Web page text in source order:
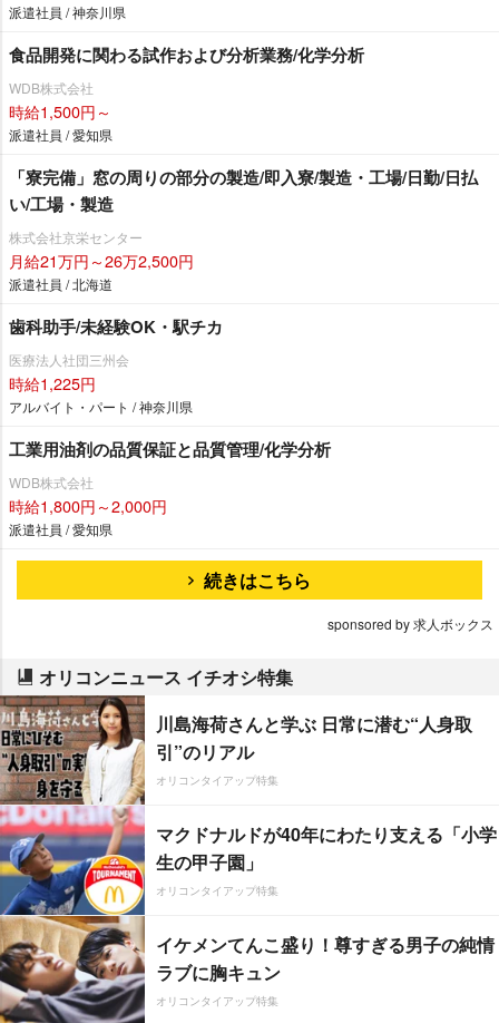
派遣社員 / 神奈川県
食品開発に関わる試作および分析業務/化学分析
WDB株式会社
時給1,500円～
派遣社員 / 愛知県
「寮完備」窓の周りの部分の製造/即入寮/製造・工場/日勤/日払
い/工場・製造
株式会社京栄センター
月給21万円～26万2,500円
派遣社員 / 北海道
歯科助手/未経験OK・駅チカ
医療法人社団三州会
時給1,225円
アルバイト・パート / 神奈川県
工業用油剤の品質保証と品質管理/化学分析
WDB株式会社
時給1,800円～2,000円
派遣社員 / 愛知県
続きはこちら
sponsored by 求人ボックス
オリコンニュース イチオシ特集
川島海荷さんと学ぶ 日常に潜む“人身取
引”のリアル
オリコンタイアップ特集
マクドナルドが40年にわたり支える「小学
生の甲子園」
オリコンタイアップ特集
イケメンてんこ盛り！尊すぎる男子の純情
ラブに胸キュン
オリコンタイアップ特集